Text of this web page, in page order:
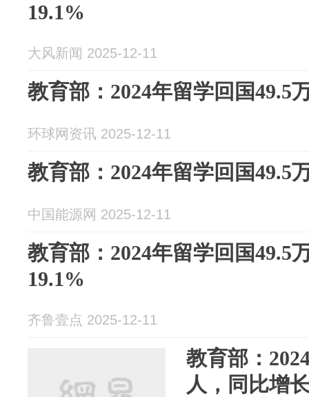
19.1%
大风新闻 2025-12-11
教育部：2024年留学回国49.5
环球网资讯 2025-12-11
教育部：2024年留学回国49.5
中国能源网 2025-12-11
教育部：2024年留学回国49.5
19.1%
齐鲁壹点 2025-12-11
教育部：
人，同比增